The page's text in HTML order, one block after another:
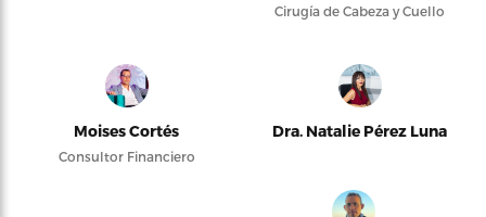
Cirugía de Cabeza y Cuello
Moises Cortés
Consultor Financiero
Dra. Natalie Pérez Luna